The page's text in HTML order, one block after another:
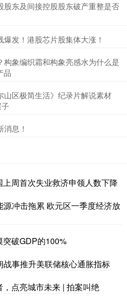
东及间接控股股东破产重整是否
发！港股芯片股集体大涨！
象编织霜和构象亮感水为什么是
品
山区极简生活》纪录片解说素材
息！
周首次失业救济申领人数下降
冲击拖累 欧元区一季度经济放
破GDP的100%
事推升美联储核心通胀指标
点亮城市未来 | 拍案叫绝